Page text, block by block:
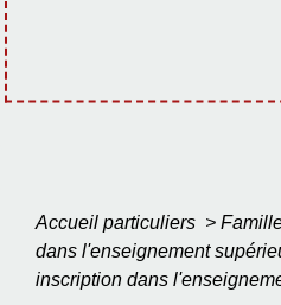
Accueil particuliers >
dans l'enseignement
inscription dans